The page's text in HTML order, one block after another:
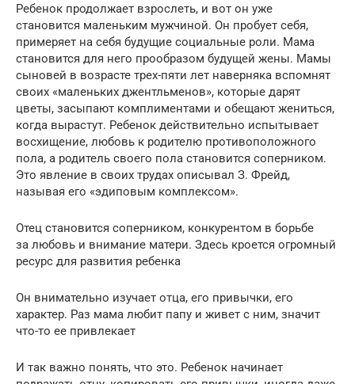
Ребенок продолжает взрослеть, и вот он уже
становится маленьким мужчиной. Он пробует себя,
примеряет на себя будущие социальные роли. Мама
становится для него прообразом будущей жены. Мамы
сыновей в возрасте трех-пяти лет наверняка вспомнят
своих «маленьких джентльменов», которые дарят
цветы, засыпают комплиментами и обещают жениться,
когда вырастут. Ребенок действительно испытывает
восхищение, любовь к родителю противоположного
пола, а родитель своего пола становится соперником.
Это явление в своих трудах описывал З. Фрейд,
называя его «эдиповым комплексом».
Отец становится соперником, конкурентом в борьбе
за любовь и внимание матери. Здесь кроется огромный
ресурс для развития ребенка
Он внимательно изучает отца, его привычки, его
характер. Раз мама любит папу и живет с ним, значит
что-то ее привлекает
И так важно понять, что это. Ребенок начинает